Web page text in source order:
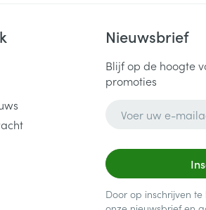
Nieuwsbrief
Blijf op de hoogte
promoties
Door op inschrijven te